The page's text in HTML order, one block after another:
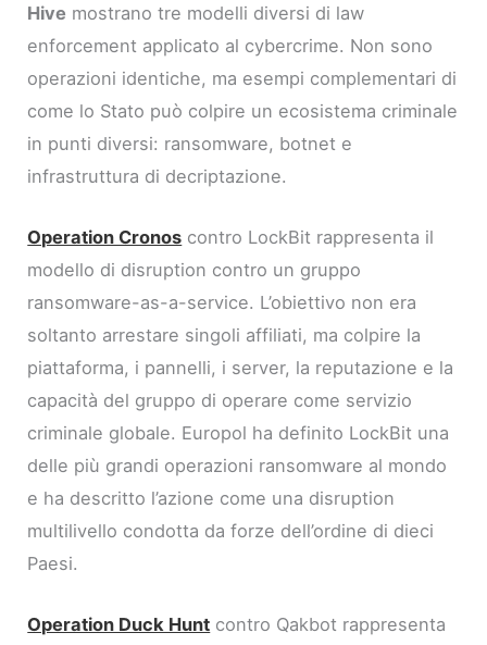
Hive mostrano tre modelli diversi di law
enforcement applicato al cybercrime. Non sono
operazioni identiche, ma esempi complementari di
come lo Stato può colpire un ecosistema criminale
in punti diversi: ransomware, botnet e
infrastruttura di decriptazione.
Operation Cronos contro LockBit rappresenta il
modello di disruption contro un gruppo
ransomware-as-a-service. L’obiettivo non era
soltanto arrestare singoli affiliati, ma colpire la
piattaforma, i pannelli, i server, la reputazione e la
capacità del gruppo di operare come servizio
criminale globale. Europol ha definito LockBit una
delle più grandi operazioni ransomware al mondo
e ha descritto l’azione come una disruption
multilivello condotta da forze dell’ordine di dieci
Paesi.
Operation Duck Hunt contro Qakbot rappresenta